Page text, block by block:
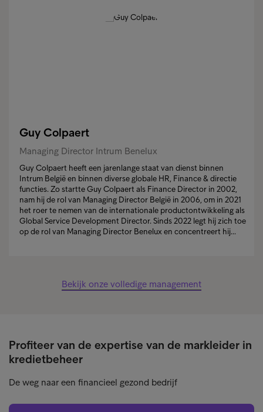
Guy Colpaert
Managing Director Intrum Benelux
Guy Colpaert heeft een jarenlange staat van dienst binnen
Intrum België en binnen diverse globale HR, Finance & directie
functies. Zo startte Guy Colpaert als Finance Director in 2002,
nam hij de rol van Managing Director België in 2006, om in 2021
het roer te nemen van de internationale productontwikkeling als
Global Service Development Director. Sinds 2022 legt hij zich toe
op de rol van Managing Director Benelux en concentreert hij...
Bekijk onze volledige management
Profiteer van de expertise van de markleider in
kredietbeheer
De weg naar een financieel gezond bedrijf